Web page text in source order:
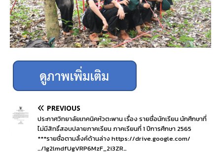
PREVIOUS
ประกาศวิทยาลัยเทคนิคหัวตะพาน เรื่อง รายชื่อนักเรียน นักศึกษาที่
ไม่มีสิทธิ์สอบปลายภาคเรียน ภาคเรียนที่ 1 ปีการศึกษา 2565
***รายชื่อตามลิ้งค์ด้านล่าง https://drive.google.com/
…/1g2lmdfUgVRP6MzF_2i3ZR…